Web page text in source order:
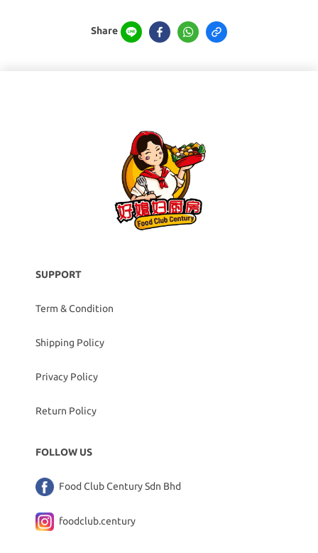
Share
SUPPORT
Term & Condition
Shipping Policy
Privacy Policy
Return Policy
FOLLOW US
Food Club Century Sdn Bhd
foodclub.century